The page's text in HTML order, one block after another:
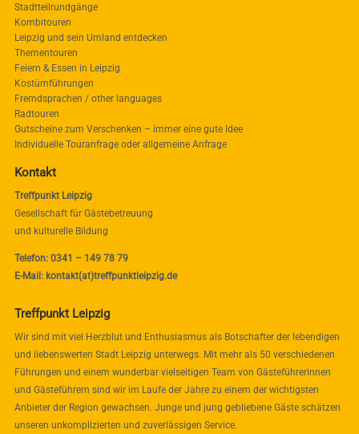
Stadtteilrundgänge
Kombitouren
Leipzig und sein Umland entdecken
Thementouren
Feiern & Essen in Leipzig
Kostümführungen
Fremdsprachen / other languages
Radtouren
Gutscheine zum Verschenken – immer eine gute Idee
Individuelle Touranfrage oder allgemeine Anfrage
Kontakt
Treffpunkt Leipzig
Gesellschaft für Gästebetreuung
und kulturelle Bildung
Telefon: 0341 – 149 78 79
E-Mail: kontakt(at)treffpunktleipzig.de
Treffpunkt Leipzig
Wir sind mit viel Herzblut und Enthusiasmus als Botschafter der lebendigen
und liebenswerten Stadt Leipzig unterwegs. Mit mehr als 50 verschiedenen
Führungen und einem wunderbar vielseitigen Team von Gästeführerinnen
und Gästeführern sind wir im Laufe der Jahre zu einem der wichtigsten
Anbieter der Region gewachsen. Junge und jung gebliebene Gäste schätzen
unseren unkomplizierten und zuverlässigen Service.